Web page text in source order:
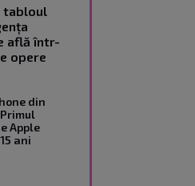
tabloul
află într-
opere
din
Apple
ani